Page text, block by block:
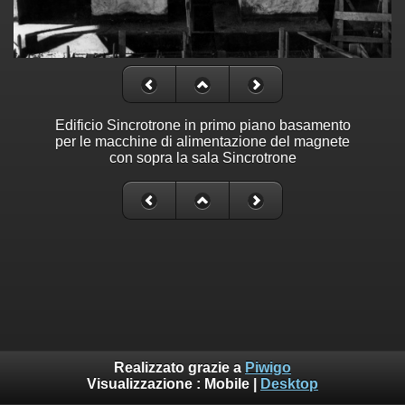
Edificio Sincrotrone in primo piano basamento
per le macchine di alimentazione del magnete
con sopra la sala Sincrotrone
Realizzato grazie a Piwigo
Visualizzazione : Mobile Desktop